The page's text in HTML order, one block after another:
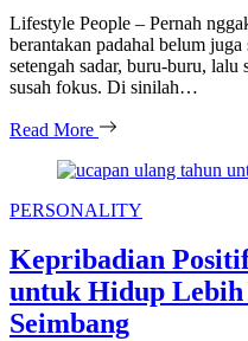
Lifestyle People – Pernah
berantakan padahal belum
setengah sadar, buru-buru,
susah fokus. Di sinilah…
Read More
Categories
PERSONALITY
Kepribadian
untuk Hidup
Seimbang